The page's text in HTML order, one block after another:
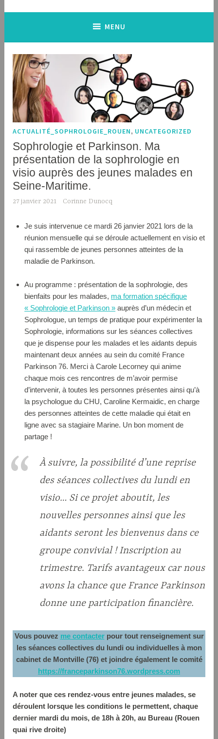
MENU
ACTUALITÉ_SOPHROLOGIE_ROUEN, UNCATEGORIZED
Sophrologie et Parkinson. Ma
présentation de la sophrologie en
visio auprès des jeunes malades en
Seine-Maritime.
27 janvier 2021 Corinne Dunocq
Je suis intervenue ce mardi 26 janvier 2021 lors de la
réunion mensuelle qui se déroule actuellement en visio et
qui rassemble de jeunes personnes atteintes de la
maladie de Parkinson.
Au programme : présentation de la sophrologie, des
bienfaits pour les malades, ma formation spécifique
« Sophrologie et Parkinson » auprès d’un médecin et
Sophrologue, un temps de pratique pour expérimenter la
Sophrologie, informations sur les séances collectives
que je dispense pour les malades et les aidants depuis
maintenant deux années au sein du comité France
Parkinson 76. Merci à Carole Lecorney qui anime
chaque mois ces rencontres de m’avoir permise
d’intervenir, à toutes les personnes présentes ainsi qu’à
la psychologue du CHU, Caroline Kermaidic, en charge
des personnes atteintes de cette maladie qui était en
ligne avec sa stagiaire Marine. Un bon moment de
partage !
À suivre, la possibilité d’une reprise
des séances collectives du lundi en
visio… Si ce projet aboutit, les
nouvelles personnes ainsi que les
aidants seront les bienvenus dans ce
groupe convivial ! Inscription au
trimestre. Tarifs avantageux car nous
avons la chance que France Parkinson
donne une participation financière.
Vous pouvez me contacterpour tout renseignement sur
les séances collectives du lundi ou individuelles à mon
cabinet de Montville (76) et joindre également le comité
https://franceparkinson76.wordpress.com
A noter que ces rendez-vous entre jeunes malades, se
déroulent lorsque les conditions le permettent, chaque
dernier mardi du mois, de 18h à 20h, au Bureau (Rouen
quai rive droite)